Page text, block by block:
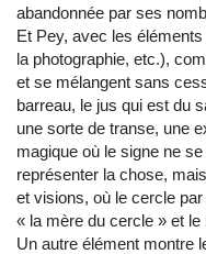
abandonnée par ses
Et Pey, avec les
la photographie, etc.),
et se mélangent sans
barreau, le jus qui est du
une sorte de transe, une
magique où le signe ne
représenter la chose,
et visions, où le cercle
« la mère du cercle » et le
Un autre élément montre